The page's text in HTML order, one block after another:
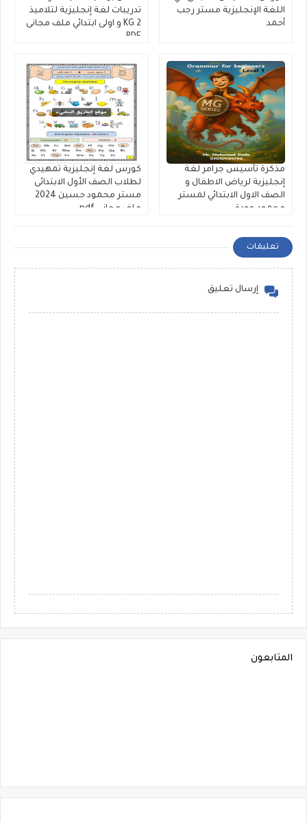
اللغة الإنجليزية مستر رجب
أحمد
تدريبات لغة إنجليزية لتلاميذ
KG 2 و اولى ابتدائي ملف مجانى
PDF
مذكرة تأسيس جرامر لغة
إنجليزية لرياض الاطفال و
الصف الاول الابتدائي لمستر
محمود جودة
كورس لغة إنجليزية تمهيدي
لطلاب الصف الأول الابتدائى
مستر محمود حسين 2024
ملف مجانى pdf
تعليقات
إرسال تعليق
المتابعون